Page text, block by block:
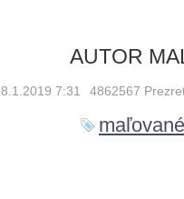
AUTOR
8.1.2019 7:31 4862567